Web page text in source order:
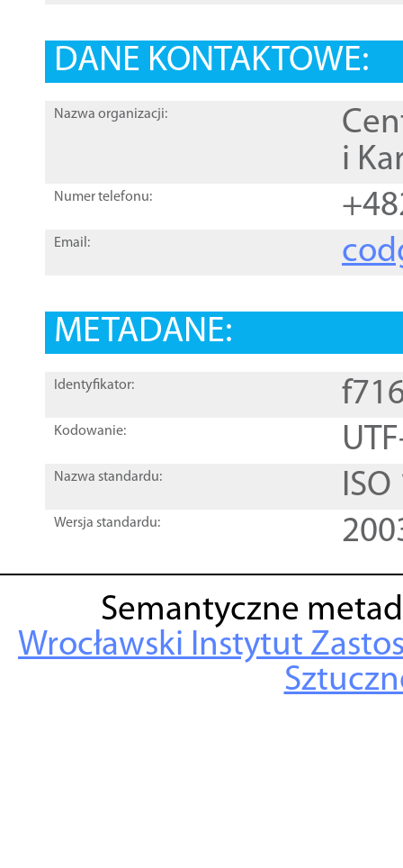
DANE KONTAKTOWE:
Nazwa organizacji:
i
Numer telefonu:
Email:
METADANE:
Identyfikator:
Kodowanie:
Nazwa standardu:
Wersja standardu:
Semantyczne
Wrocławski Instytut